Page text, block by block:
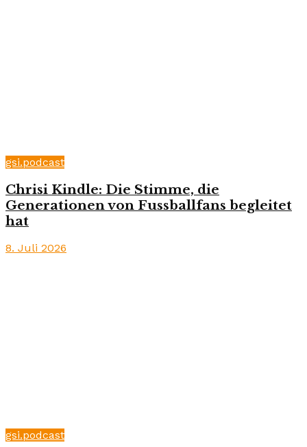
gsi.podcast
Chrisi Kindle: Die Stimme, die
Generationen von Fussballfans begleitet
hat
8. Juli 2026
gsi.podcast